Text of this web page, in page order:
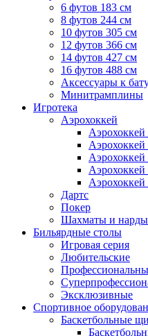
6 футов 183 см
8 футов 244 см
10 футов 305 см
12 футов 366 см
14 футов 427 см
16 футов 488 см
Аксессуары к
Минитрамплины
Игротека
Аэрохоккей
Аэрохоккей
Аэрохоккей
Аэрохоккей
Аэрохоккей
Аэрохоккей
Дартс
Покер
Шахматы и нарды
Бильярдные столы
Игровая серия
Любительские
Эксклюзивные
Спортивное
Баскетбольные